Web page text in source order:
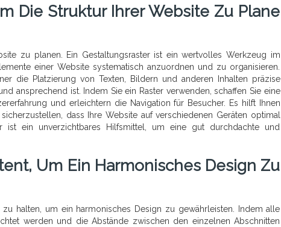
Die Struktur Ihrer Website Zu Plane
zu planen. Ein Gestaltungsraster ist ein wertvolles Werkzeug im
einer Website systematisch anzuordnen und zu organisieren.
die Platzierung von Texten, Bildern und anderen Inhalten präzise
ansprechend ist. Indem Sie ein Raster verwenden, schaffen Sie eine
und erleichtern die Navigation für Besucher. Es hilft Ihnen
dass Ihre Website auf verschiedenen Geräten optimal
ist ein unverzichtbares Hilfsmittel, um eine gut durchdachte und
Um Ein Harmonisches Design Zu
halten, um ein harmonisches Design zu gewährleisten. Indem alle
werden und die Abstände zwischen den einzelnen Abschnitten